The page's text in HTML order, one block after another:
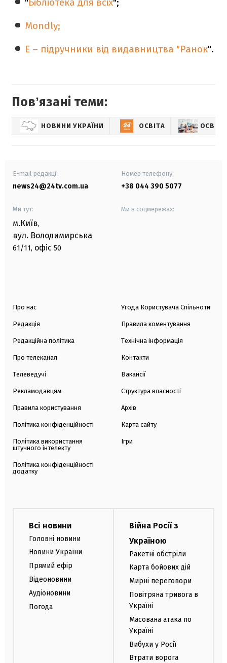
Mondly;
Е – підручники від видавництва "Ранок".
Повʼязані теми:
НОВИНИ УКРАЇНИ ОСВІТА
E-mail редакції
news24@24tv.com.ua
Номер телефону:
+38 044 390 5077
Ми тут:
м.Київ,
вул. Володимирська
61/11, офіс 50
Ми в соцмережах:
Про нас
Редакція
Редакційна політика
Про телеканал
Телеведучі
Рекламодавцям
Правила користування
Політика конфіденційності
Політика використання
штучного інтелекту
Політика конфіденційності
додатку
Угода Користувача Спільноти
Правила коментування
Технічна інформація
Контакти
Вакансії
Структура власності
Архів
Карта сайту
Ігри
Всі новини
Головні новини
Новини України
Прямий ефір
Відеоновини
Аудіоновини
Погода
Війна Росії з
Україною
Ракетні обстріли
Карта бойових дій
Мирні переговори
Повітряна тривога в
Україні
Масована атака по
Україні
Вибухи у Росії
Втрати ворога